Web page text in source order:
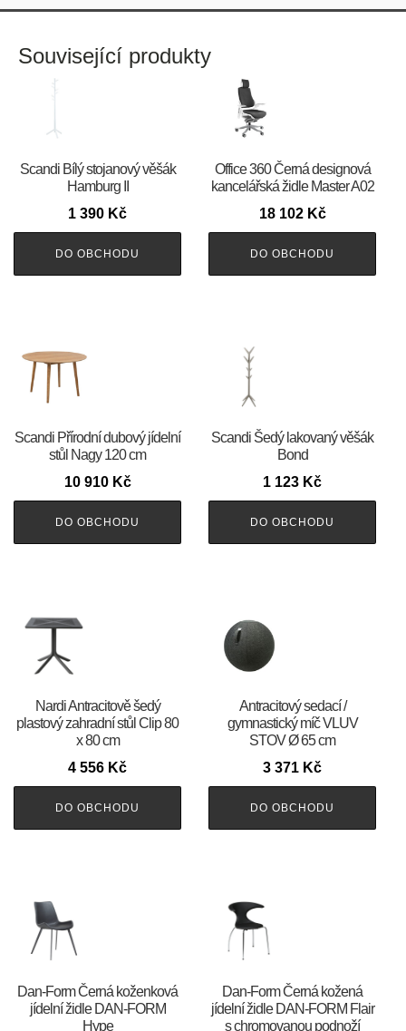
Související produkty
Scandi Bílý stojanový věšák
Hamburg II
1 390 Kč
DO OBCHODU
Office 360 Černá designová
kancelářská židle Master A02
18 102 Kč
DO OBCHODU
Scandi Přírodní dubový jídelní
stůl Nagy 120 cm
10 910 Kč
DO OBCHODU
Scandi Šedý lakovaný věšák
Bond
1 123 Kč
DO OBCHODU
Nardi Antracitově šedý
plastový zahradní stůl Clip 80
x 80 cm
4 556 Kč
DO OBCHODU
Antracitový sedací /
gymnastický míč VLUV
STOV Ø 65 cm
3 371 Kč
DO OBCHODU
​​​​​Dan-Form Černá koženková
jídelní židle DAN-FORM
Hype
​​​​​Dan-Form Černá kožená
jídelní židle DAN-FORM Flair
s chromovanou podnoží